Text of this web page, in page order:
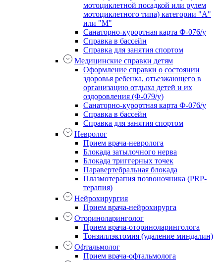
мотоциклетной посадкой или рулем
мотоциклетного типа) категории "А"
или "М"
Санаторно-курортная карта Ф-076/у
Справка в бассейн
Справка для занятия спортом
Медицинские справки детям
Оформление справки о состоянии
здоровья ребенка, отъезжающего в
организацию отдыха детей и их
оздоровления (Ф-079/у)
Санаторно-курортная карта Ф-076/у
Справка в бассейн
Справка для занятия спортом
Невролог
Прием врача-невролога
Блокада затылочного нерва
Блокада триггерных точек
Паравертебральная блокада
Плазмотерапия позвоночника (PRP-
терапия)
Нейрохирургия
Прием врача-нейрохирурга
Оториноларинголог
Прием врача-оториноларинголога
Тонзиллэктомия (удаление миндалин)
Офтальмолог
Прием врача-офтальмолога